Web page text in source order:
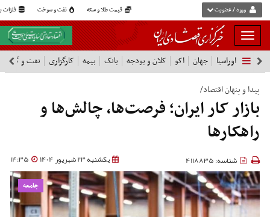
قیمت طلا و سکه نفت و سوخت فلزات ورود / عضویت
بار
و
بسته
نمودن
فهرست
اوراسیا جهان اکو کلان و بودجه بانک بیمه کارگزاری نفت و گاز
پیدا و پنهان اقتصاد/
بازار کار ایران؛ فرصت‌ها، چالش‌ها و
راهکارها
یکشنبه 23 شهریور 1404 14:35 شناسه: 4118835
جامعه